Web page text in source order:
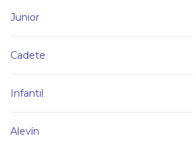
Junior
Cadete
Infantil
Alevín